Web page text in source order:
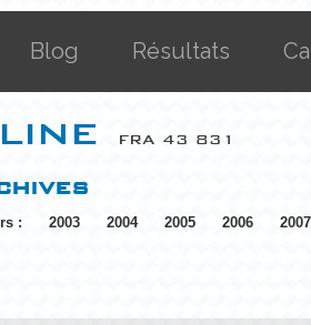
Blog Résultats
FRA 43 831
: 2003 2004 2005 2006 2007